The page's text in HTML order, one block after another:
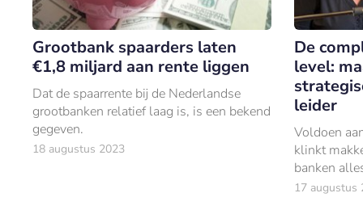
Grootbank spaarders laten
€1,8 miljard aan rente liggen
Dat de spaarrente bij de Nederlandse
grootbanken relatief laag is, is een bekend
gegeven.
18 augustus 2023
De
level:
leider
Voldoen
klinkt
banken
laatste
17 augustus